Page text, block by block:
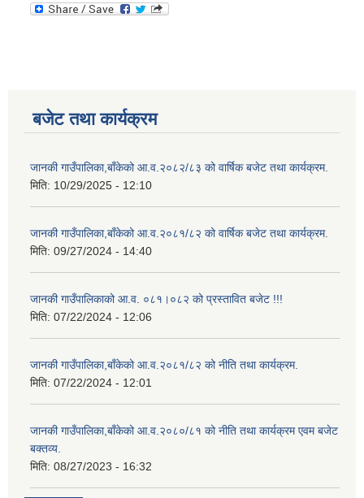
बजेट तथा कार्यक्रम
जानकी गाउँपालिका,बाँकेको आ.व.२०८२/८३ को वार्षिक बजेट तथा कार्यक्रम.
मिति: 10/29/2025 - 12:10
जानकी गाउँपालिका,बाँकेको आ.व.२०८१/८२ को वार्षिक बजेट तथा कार्यक्रम.
मिति: 09/27/2024 - 14:40
जानकी गाउँपालिकाको आ.व. ०८१।०८२ को प्रस्तावित बजेट !!!
मिति: 07/22/2024 - 12:06
जानकी गाउँपालिका,बाँकेको आ.व.२०८१/८२ को नीति तथा कार्यक्रम.
मिति: 07/22/2024 - 12:01
जानकी गाउँपालिका,बाँकेको आ.व.२०८०/८१ को नीति तथा कार्यक्रम एवम बजेट
बक्तव्य.
मिति: 08/27/2023 - 16:32